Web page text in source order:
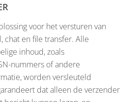
voor het versturen van
chat en file transfer. Alle
inhoud, zoals
nummers of andere
worden versleuteld
dat alleen de verzender